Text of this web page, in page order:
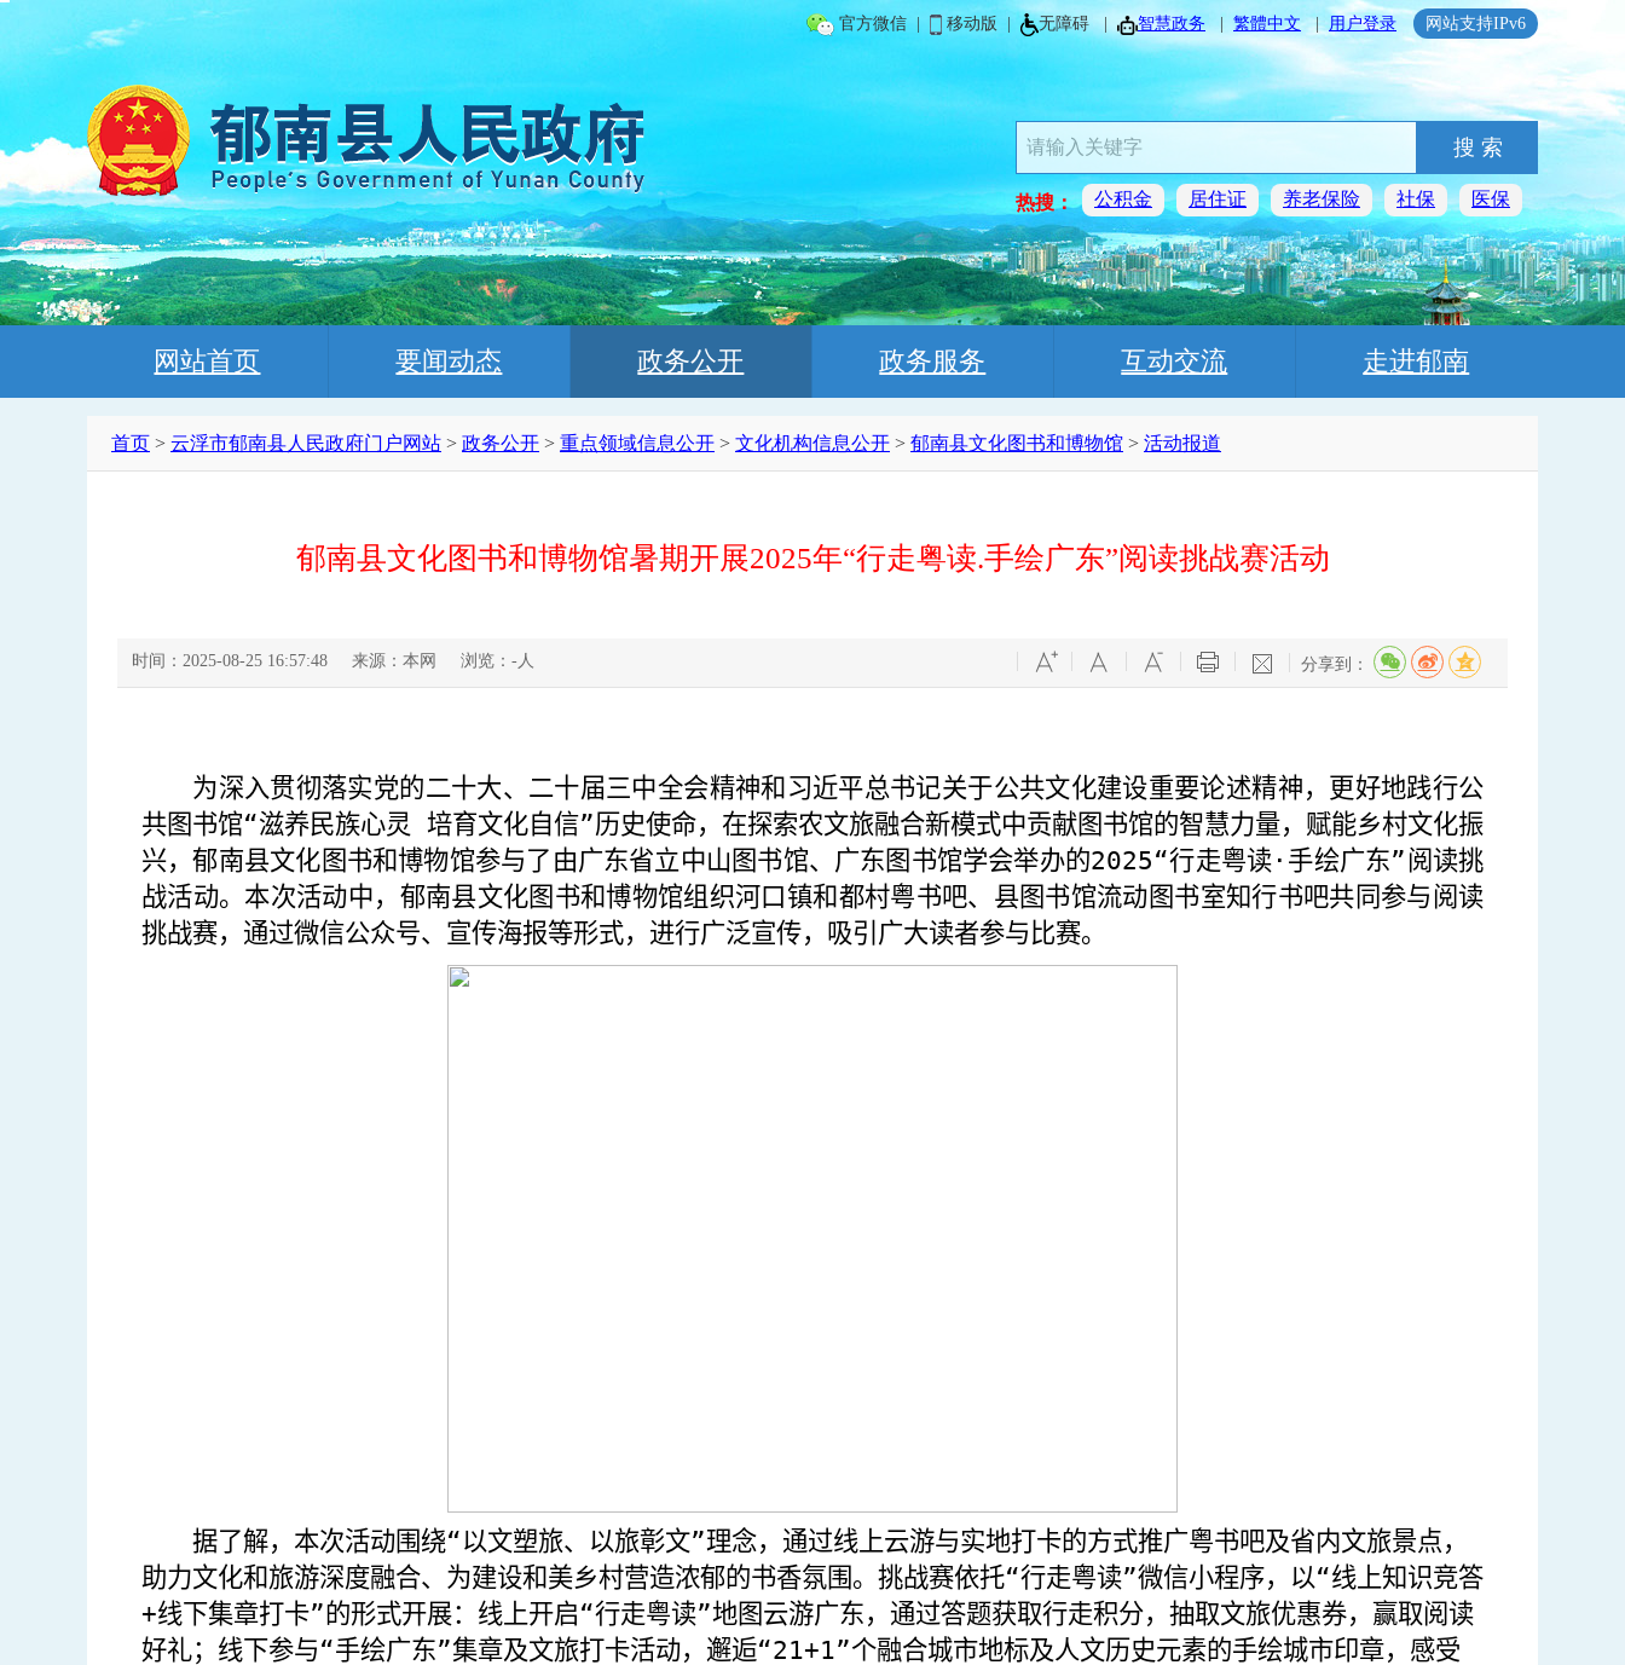
官方微信 移动版 无障碍 | 智慧政务| 繁體中文| 用户登录 网站支持IPv6
搜 索
热搜： 公积金 居住证 养老保险 社保 医保
网站首页 要闻动态 政务公开 政务服务 互动交流 走进郁南
首页 > 云浮市郁南县人民政府门户网站 > 政务公开 > 重点领域信息公开 > 文化机构信息公开 > 郁南县文化图书和博物馆 > 活动报道
郁南县文化图书和博物馆暑期开展2025年“行走粤读.手绘广东”阅读挑战赛活动
时间：2025-08-25 16:57:48 来源：本网 浏览： - 人 分享到：
为深入贯彻落实党的二十大、 二十届三中全会精神和习近平总书记关于公共文化建设重要论述精神，更好地践行公
共图书馆“滋养民族心灵 培育文化自信”历史使命， 在探索农文旅融合新模式中贡献图书馆的智慧力量，赋能乡村文化振
兴，郁南县文化图书和博物馆参与了由广东省立中山图书馆、广东图书馆学会举办的2025“行走粤读 · 手绘广东”阅读挑
战活动。 本次活动中，郁南县文化图书和博物馆组织河口镇和都村粤书吧、 县图书馆流动图书室知行书吧共同参与阅读
挑战赛， 通过微信公众号、宣传海报等形式，进行广泛宣传，吸引广大读者参与比赛。
据了解，本次活动围绕“以文塑旅、以旅彰文”理念， 通过线上云游与实地打卡的方式推广粤书吧及省内文旅景点，
助力文化和旅游深度融合、为建设和美乡村营造浓郁的书香氛围 。 挑战赛依托“行走粤读”微信小程序，以“线上知识竞答
+线下集章打卡”的形式开展：线上开启“行走粤读”地图云游广东，通过答题获取行走积分，抽取文旅优惠券，赢取阅读
好礼；线下参与“手绘广东”集章及文旅打卡活动，邂逅“21+1”个融合城市地标及人文历史元素的手绘城市印章，感受